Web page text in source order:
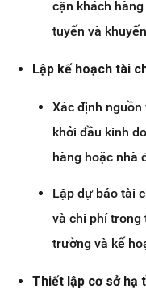
cận khách
tuyến và
Lập kế hoạch tài
Xác định
khởi đầu kinh
hàng hoặc nhà
Lập dự báo tài
và chi phí trong
trường và kế
Thiết lập cơ sở hạ